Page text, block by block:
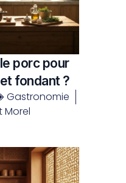
porc pour
fondant ?
Gastronomie
Morel